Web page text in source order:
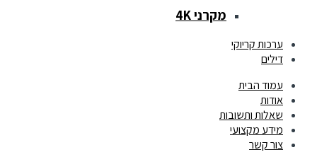
מקרני 4K
ערכות קריוקי
דילים
עמוד הבית
אודות
שאלות ותשובות
מידע מקצועי
צור קשר